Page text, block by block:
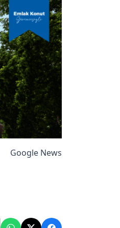
Google News